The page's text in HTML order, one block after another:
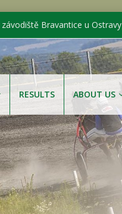
Bravantice u Ostravy
RESULTS ABOUT US